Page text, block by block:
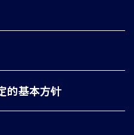
的基本方针